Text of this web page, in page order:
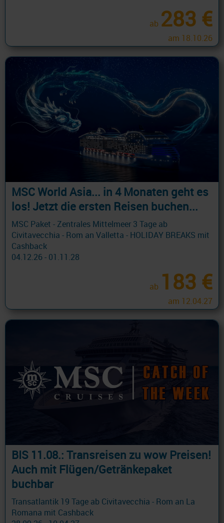
ab 283 €
am 18.10.26
MSC World Asia... in 4 Monaten geht es
los! Jetzt die ersten Reisen buchen...
MSC Paket - Zentrales Mittelmeer 3 Tage ab
Civitavecchia - Rom an Valletta - HOLIDAY BREAKS mit
Cashback
04.12.26 - 01.11.28
ab 183 €
am 12.04.27
BIS 11.08.: Transreisen zu wow Preisen!
Auch mit Flügen/Getränkepaket
buchbar
Transatlantik 19 Tage ab Civitavecchia - Rom an La
Romana mit Cashback